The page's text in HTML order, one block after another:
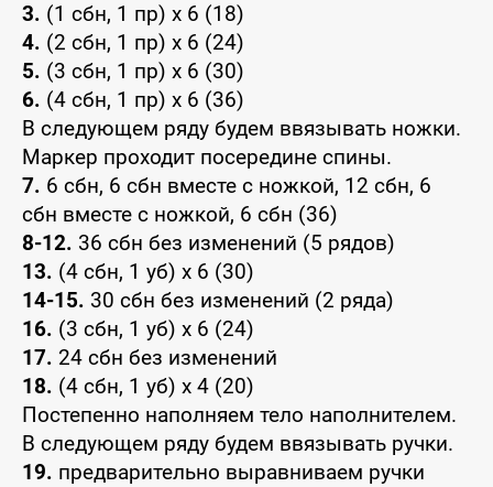
3. (1 сбн, 1 пр) x 6 (18)
4. (2 сбн, 1 пр) x 6 (24)
5. (3 сбн, 1 пр) x 6 (30)
6. (4 сбн, 1 пр) x 6 (36)
В следующем ряду будем ввязывать ножки.
Маркер проходит посередине спины.
7. 6 сбн, 6 сбн вместе с ножкой, 12 сбн, 6
сбн вместе с ножкой, 6 сбн (36)
8-12. 36 сбн без изменений (5 рядов)
13. (4 сбн, 1 уб) x 6 (30)
14-15. 30 сбн без изменений (2 ряда)
16. (3 сбн, 1 уб) x 6 (24)
17. 24 сбн без изменений
18. (4 сбн, 1 уб) x 4 (20)
Постепенно наполняем тело наполнителем.
В следующем ряду будем ввязывать ручки.
19. предварительно выравниваем ручки